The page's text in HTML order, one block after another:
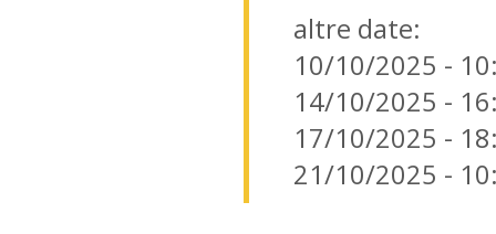
altre date:
10/10/2025 -
14/10/2025 -
17/10/2025 -
21/10/2025 -